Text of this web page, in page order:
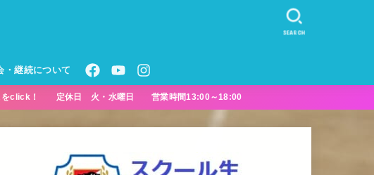
・継続について
SEARCH
をclick！ 定休日 火・水曜日 営業時間13:00～18:00